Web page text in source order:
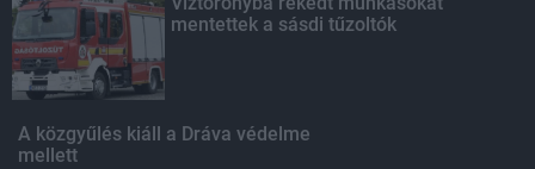
mentettek a sásdi tűzoltók
A közgyűlés kiáll a Dráva védelme
mellett